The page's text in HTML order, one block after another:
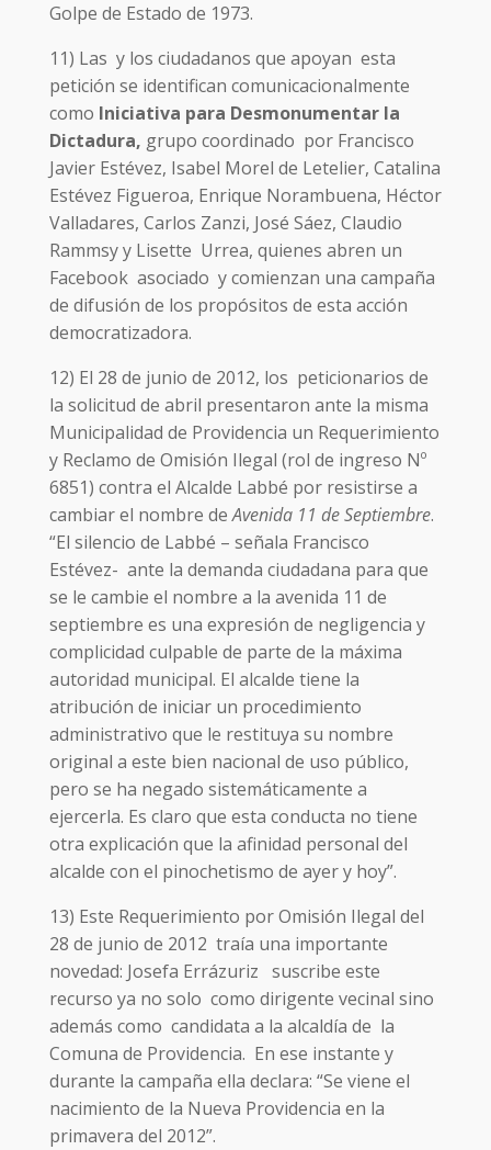
Golpe de Estado de 1973.
11) Las y los ciudadanos que apoyan esta
petición se identifican comunicacionalmente
como Iniciativa para Desmonumentar la
Dictadura, grupo coordinado por Francisco
Javier Estévez, Isabel Morel de Letelier, Catalina
Estévez Figueroa, Enrique Norambuena, Héctor
Valladares, Carlos Zanzi, José Sáez, Claudio
Rammsy y Lisette Urrea, quienes abren un
Facebook asociado y comienzan una campaña
de difusión de los propósitos de esta acción
democratizadora.
12) El 28 de junio de 2012, los peticionarios de
la solicitud de abril presentaron ante la misma
Municipalidad de Providencia un Requerimiento
y Reclamo de Omisión Ilegal (rol de ingreso Nº
6851) contra el Alcalde Labbé por resistirse a
cambiar el nombre deAvenida 11 de Septiembre.
“El silencio de Labbé – señala Francisco
Estévez- ante la demanda ciudadana para que
se le cambie el nombre a la avenida 11 de
septiembre es una expresión de negligencia y
complicidad culpable de parte de la máxima
autoridad municipal. El alcalde tiene la
atribución de iniciar un procedimiento
administrativo que le restituya su nombre
original a este bien nacional de uso público,
pero se ha negado sistemáticamente a
ejercerla. Es claro que esta conducta no tiene
otra explicación que la afinidad personal del
alcalde con el pinochetismo de ayer y hoy”.
13) Este Requerimiento por Omisión Ilegal del
28 de junio de 2012 traía una importante
novedad: Josefa Errázuriz suscribe este
recurso ya no solo como dirigente vecinal sino
además como candidata a la alcaldía de la
Comuna de Providencia. En ese instante y
durante la campaña ella declara: “Se viene el
nacimiento de la Nueva Providencia en la
primavera del 2012”.